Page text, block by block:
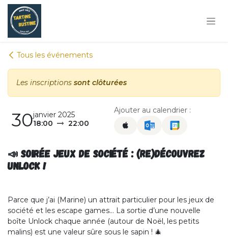
Se rendre au contenu
Tous les événements
Les inscriptions sont clôturées
30janvier 2025
18:00
22:00
Ajouter au calendrier :
📣 Soirée jeux de société : (re)découvrez
UNLOCK !
Parce que j’ai (Marine) un attrait particulier pour les jeux de
société et les escape games… La sortie d’une nouvelle
boîte Unlock chaque année (autour de Noël, les petits
malins) est une valeur sûre sous le sapin ! 🎄